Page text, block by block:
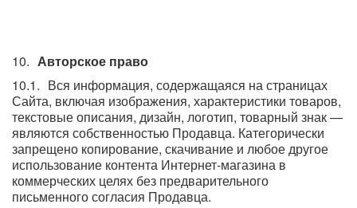
Авторское право
Вся информация, содержащаяся на страницах
Сайта, включая изображения, характеристики товаров,
текстовые описания, дизайн, логотип, товарный знак —
являются собственностью Продавца. Категорически
запрещено копирование, скачивание и любое другое
использование контента Интернет-магазина в
коммерческих целях без предварительного
письменного согласия Продавца.